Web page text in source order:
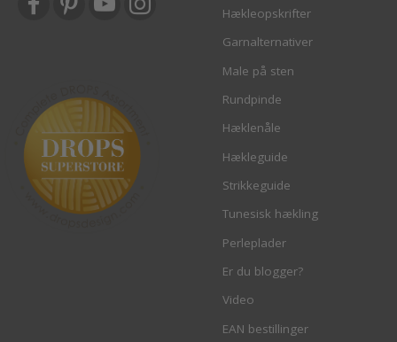
Hækleopskrifter
Garnalternativer
Male på sten
Rundpinde
Hæklenåle
Hækleguide
Strikkeguide
Tunesisk hækling
Perleplader
Er du blogger?
Video
EAN bestillinger